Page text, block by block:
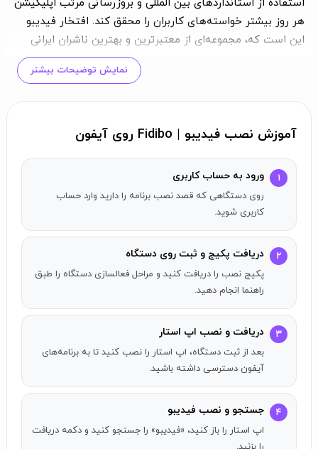
استفاده از استانداردهای بین المللی و بروزرسانی مرتب اپلیکیشن
هر روز بیشتر خواسته‌های کاربران را محقق کند. افتخار فیدیبو
این است که،‌ مجموعه‌ای از معتبرترین و بهترین ناشران ایرانی
مانند؛ ققنوس، نی، نیستان، افق، چشمه، قطره، قلم‌چی، گاج و
بیش از ۷۰۰ ناشر دیگر برای عرضه کتاب‌های خود او را انتخاب
قبل از خرید • دسترسی به هزاران کتاب رایگان • امکان ارزیابی
گفتگو درباره کتاب‌ها در لابه‌لای صفحات کتاب (مطالعه گروهی)
• تنظیمات خاص کتابخوان: تغییر فونت، رنگ پس زمینه، نور
صفحه، اندازه حروف • کتاب‌های آموزشی ناشران برتر این حوزه •
امکان گوش دادن به کتاب صوتی
مشاهده مجموعه‌ای از بهتریناپلیکیشن‌های سریال و کتاب
نسخه iOS
در اپ استار.
نمایش توضیحات بیشتر
آموزش نصب فیدیبو | Fidibo روی آیفون
۱ ورود به حساب کاربری
روی دستگاهی که قصد نصب برنامه را دارید وارد حساب
کاربری شوید.
۲ دریافت پکیج و ثبت روی دستگاه
پکیج نصب را دریافت کنید و مراحل فعالسازی دستگاه را طبق
راهنما انجام دهید.
۳ دریافت و نصب اپ استار
بعد از ثبت دستگاه، اپ استار را نصب کنید تا به برنامه‌های
آیفون دسترسی داشته باشید.
۴ جستجو و نصب فیدیبو
اپ استار را باز کنید، «فیدیبو» را جستجو کنید و دکمه دریافت